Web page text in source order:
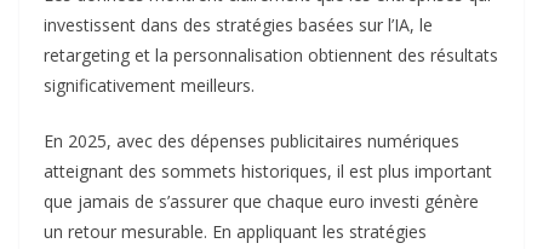
investissent dans des stratégies basées sur l’IA, le
retargeting et la personnalisation obtiennent des résultats
significativement meilleurs.
En 2025, avec des dépenses publicitaires numériques
atteignant des sommets historiques, il est plus important
que jamais de s’assurer que chaque euro investi génère
un retour mesurable. En appliquant les stratégies